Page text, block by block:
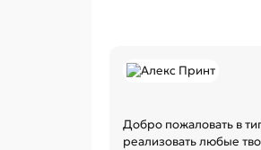
Добро пожаловать в
реализовать любые